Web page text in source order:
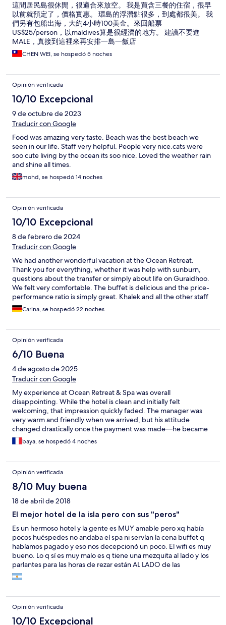
這間居民島很休閒，很適合來放空。 我是買含三餐的住宿，很早
以前就預定了，價格實惠。 環島的浮潛點很多，到處都很美。 我
們另有包船出海，大約4小時100美金。來回船票
US$25/person，以maldives算是很經濟的地方。 建議不要進
MALE，真接到這裡來再安排一島一飯店
CHEN WEI, se hospedó 5 noches
Opinión verificada
10/10 Excepcional
9 de octubre de 2023
Traducir con Google
Food was amazing very taste. Beach was the best beach we
seen in our life. Staff very helpful. People very nice.cats were
soo cute living by the ocean its soo nice. Loved the weather rain
and shine all times.
mohd, se hospedó 14 noches
Opinión verificada
10/10 Excepcional
8 de febrero de 2024
Traducir con Google
We had another wonderful vacation at the Ocean Retreat.
Thank you for everything, whether it was help with sunburn,
questions about the transfer or simply about life on Guraidhoo.
We felt very comfortable. The buffet is delicious and the price-
performance ratio is simply great. Khalek and all the other staff
make your stay a real feel-good vacation.
Carina, se hospedó 22 noches
Opinión verificada
6/10 Buena
4 de agosto de 2025
Traducir con Google
My experience at Ocean Retreat & Spa was overall
disappointing. While the hotel is clean and initially felt
welcoming, that impression quickly faded. The manager was
very warm and friendly when we arrived, but his attitude
changed drastically once the payment was made—he became
cold, distant, and uninterested. It was clear that he was more
focused on profit than on guest satisfaction. As for the island of
suitable for a short stopover, but I wouldn’t recommend staying
here for your entire vacation unless you’re looking for a very
slow-paced, uneventful stay. Other islands like Maafushi offer a
far richer and more engaging experience.
baya, se hospedó 4 noches
Opinión verificada
8/10 Muy buena
18 de abril de 2018
El mejor hotel de la isla pero con sus "peros"
Es un hermoso hotel y la gente es MUY amable pero xq había
pocos huéspedes no andaba el spa ni servían la cena buffet q
habíamos pagado y eso nos decepcionó un poco. El wifi es muy
bueno. Lo q sí es muy malo es q tiene una mezquita al lado y los
parlantes para las horas de rezar están AL LADO de las
habitaciones y eso te despierta a las 4.30/5am. Un poco lejos de
la bikini beach. Así y todo es el mejor hotel de la isla.
Opinión verificada
10/10 Excepcional